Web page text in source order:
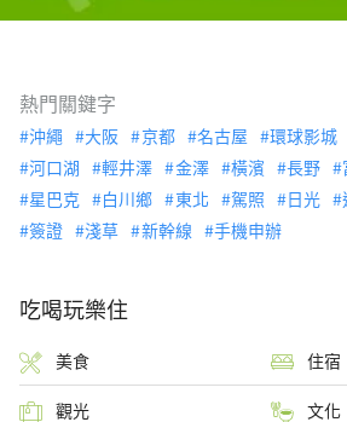
熱門關鍵字
沖繩 大阪 京都 名古屋 環球影城
河口湖
輕井澤 金澤 橫濱 長野
星巴克
白川鄉 東北 駕照 日光
簽證
淺草 新幹線 手機申辦
吃喝玩樂住
美食 住宿
觀光 文化